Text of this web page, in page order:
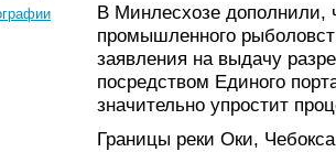
В Минлесхозе дополнили,
промышленного
заявления на выдачу
посредством Единого
значительно упростит
Границы реки Оки,